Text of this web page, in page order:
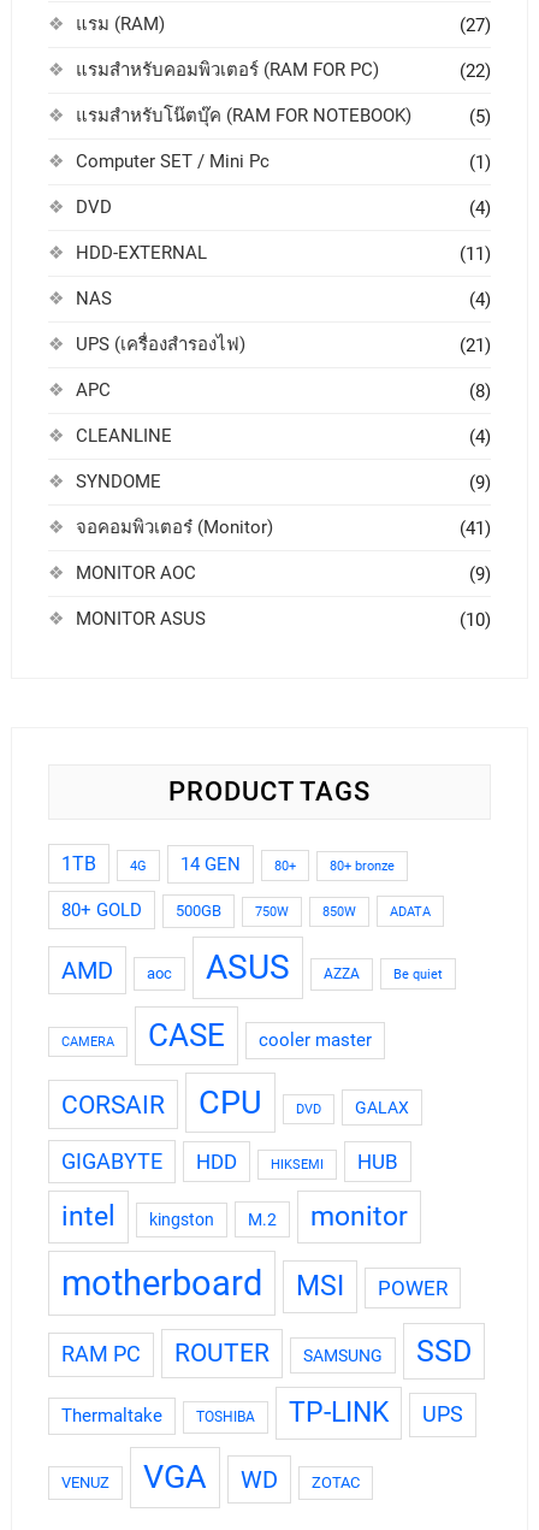
แรม (RAM) (27)
แรมสำหรับคอมพิวเตอร์ (RAM FOR PC) (22)
แรมสำหรับโน๊ตบุ๊ค (RAM FOR NOTEBOOK) (5)
Computer SET / Mini Pc (1)
DVD (4)
HDD-EXTERNAL (11)
NAS (4)
UPS (เครื่องสำรองไฟ) (21)
APC (8)
CLEANLINE (4)
SYNDOME (9)
จอคอมพิวเตอร๋ (Monitor) (41)
MONITOR AOC (9)
MONITOR ASUS (10)
PRODUCT TAGS
1TB 4G 14 GEN 80+ 80+ bronze
80+ GOLD 500GB 750W 850W ADATA
AMD aoc ASUS AZZA Be quiet
CAMERA CASE cooler master
CORSAIR CPU DVD GALAX
GIGABYTE HDD HIKSEMI HUB
intel kingston M.2 monitor
motherboard MSI POWER
RAM PC ROUTER SAMSUNG SSD
Thermaltake TOSHIBA TP-LINK UPS
VENUZ VGA WD ZOTAC